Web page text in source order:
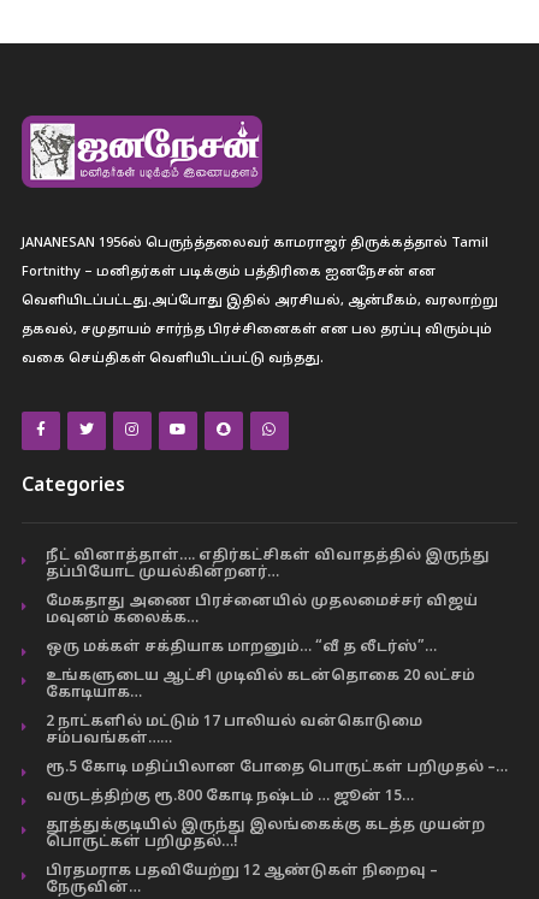
JANANESAN 1956ல் பெருந்த்தலைவர் காமராஜர் திருக்கத்தால் Tamil
Fortnithy – மனிதர்கள் படிக்கும் பத்திரிகை ஐனநேசன் என
வெளியிடப்பட்டது.அப்போது இதில் அரசியல், ஆன்மீகம், வரலாற்று
தகவல், சமுதாயம் சார்ந்த பிரச்சினைகள் என பல தரப்பு விரும்பும்
வகை செய்திகள் வெளியிடப்பட்டு வந்தது.
Categories
நீட் வினாத்தாள்…. எதிர்கட்சிகள் விவாதத்தில் இருந்து
தப்பியோட முயல்கின்றனர்…
மேகதாது அணை பிரச்னையில் முதலமைச்சர் விஜய்
மவுனம் கலைக்க…
ஒரு மக்கள் சக்தியாக மாறனும்… “வீ த லீடர்ஸ்”…
உங்களுடைய ஆட்சி முடிவில் கடன்தொகை 20 லட்சம்
கோடியாக…
2 நாட்களில் மட்டும் 17 பாலியல் வன்கொடுமை
சம்பவங்கள்……
ரூ.5 கோடி மதிப்பிலான போதை பொருட்கள் பறிமுதல் –…
வருடத்திற்கு ரூ.800 கோடி நஷ்டம் … ஜூன் 15…
தூத்துக்குடியில் இருந்து இலங்கைக்கு கடத்த முயன்ற
பொருட்கள் பறிமுதல்…!
பிரதமராக பதவியேற்று 12 ஆண்டுகள் நிறைவு –
நேருவின்…